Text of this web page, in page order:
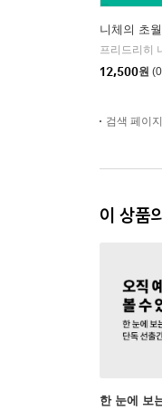
니체의 초
12,500원
검색 페이
이 상품
한 눈에 보